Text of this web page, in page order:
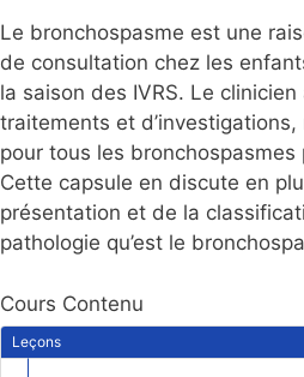
Le bronchospasme est une
de consultation chez les
la saison des IVRS. Le
traitements et
pour tous les bronchospasmes
Cette capsule en discute en
présentation et de la
pathologie qu’est le
Cours Contenu
Leçons